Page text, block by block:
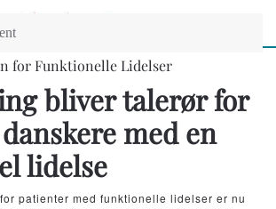
for Funktionelle Lidelser
bliver talerør for
med en
lidelse
patienter med funktionelle lidelser er nu